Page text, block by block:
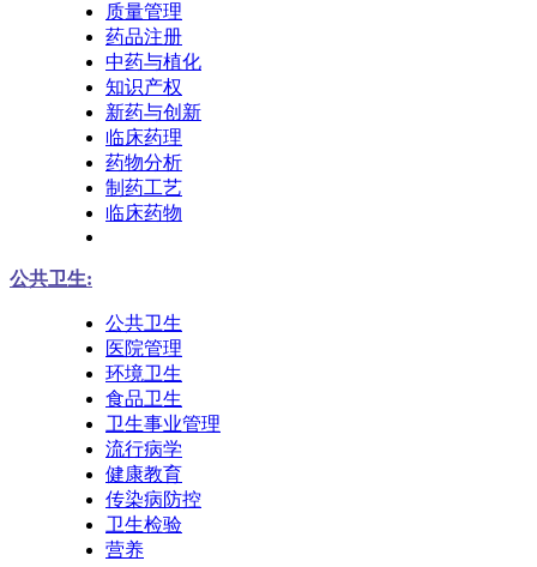
质量管理
药品注册
中药与植化
知识产权
新药与创新
临床药理
药物分析
制药工艺
临床药物
公共卫生:
公共卫生
医院管理
环境卫生
食品卫生
卫生事业管理
流行病学
健康教育
传染病防控
卫生检验
营养